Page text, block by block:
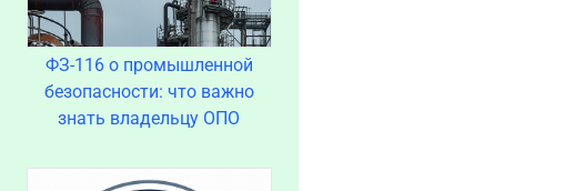
ФЗ-116 о промышленной
безопасности: что важно
знать владельцу ОПО